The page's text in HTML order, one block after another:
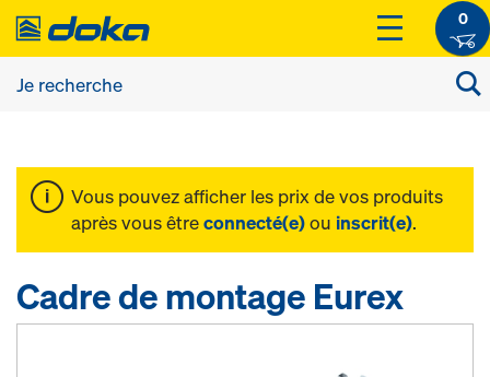
0
Vous pouvez afficher les prix de vos produits
après vous êtreconnecté(e)ou inscrit(e).
Cadre de montage Eurex